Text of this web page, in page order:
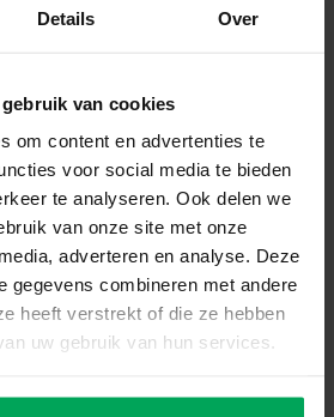
Details Over
van cookies
om content en advertenties te
voor social media te bieden
te analyseren. Ook delen we
van onze site met onze
adverteren en analyse. Deze
gegevens combineren met andere
heeft verstrekt of die ze hebben
uw gebruik van hun services.
ma vitre ?
de pose Scalasol® PoseSûre